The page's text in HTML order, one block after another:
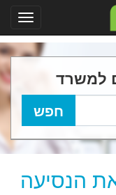
למשרד
את הנסיעה